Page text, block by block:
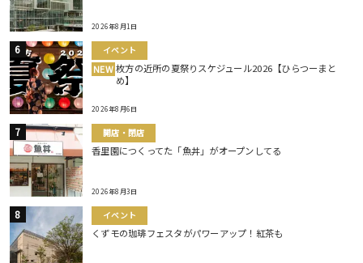
2026年8月1日
イベント
NEW 枚方の近所の夏祭りスケジュール2026【ひらつーまと
め】
2026年8月6日
開店・閉店
香里園につくってた「魚丼」がオープンしてる
2026年8月3日
イベント
くずモの珈琲フェスタがパワーアップ！紅茶も